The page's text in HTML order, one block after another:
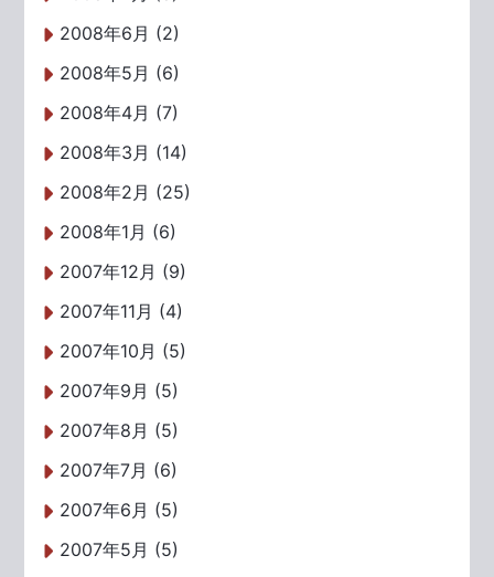
2008年6月 (2)
2008年5月 (6)
2008年4月 (7)
2008年3月 (14)
2008年2月 (25)
2008年1月 (6)
2007年12月 (9)
2007年11月 (4)
2007年10月 (5)
2007年9月 (5)
2007年8月 (5)
2007年7月 (6)
2007年6月 (5)
2007年5月 (5)